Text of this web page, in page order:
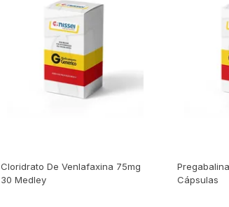
Cloridrato De Venlafaxina 75mg
30 Medley
Cápsulas